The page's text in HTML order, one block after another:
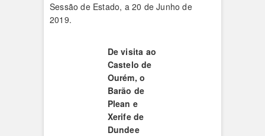
Sessão de Estado, a 20 de Junho de
2019.
De visita ao
Castelo de
Ourém, o
Barão de
Plean e
Xerife de
Dundee